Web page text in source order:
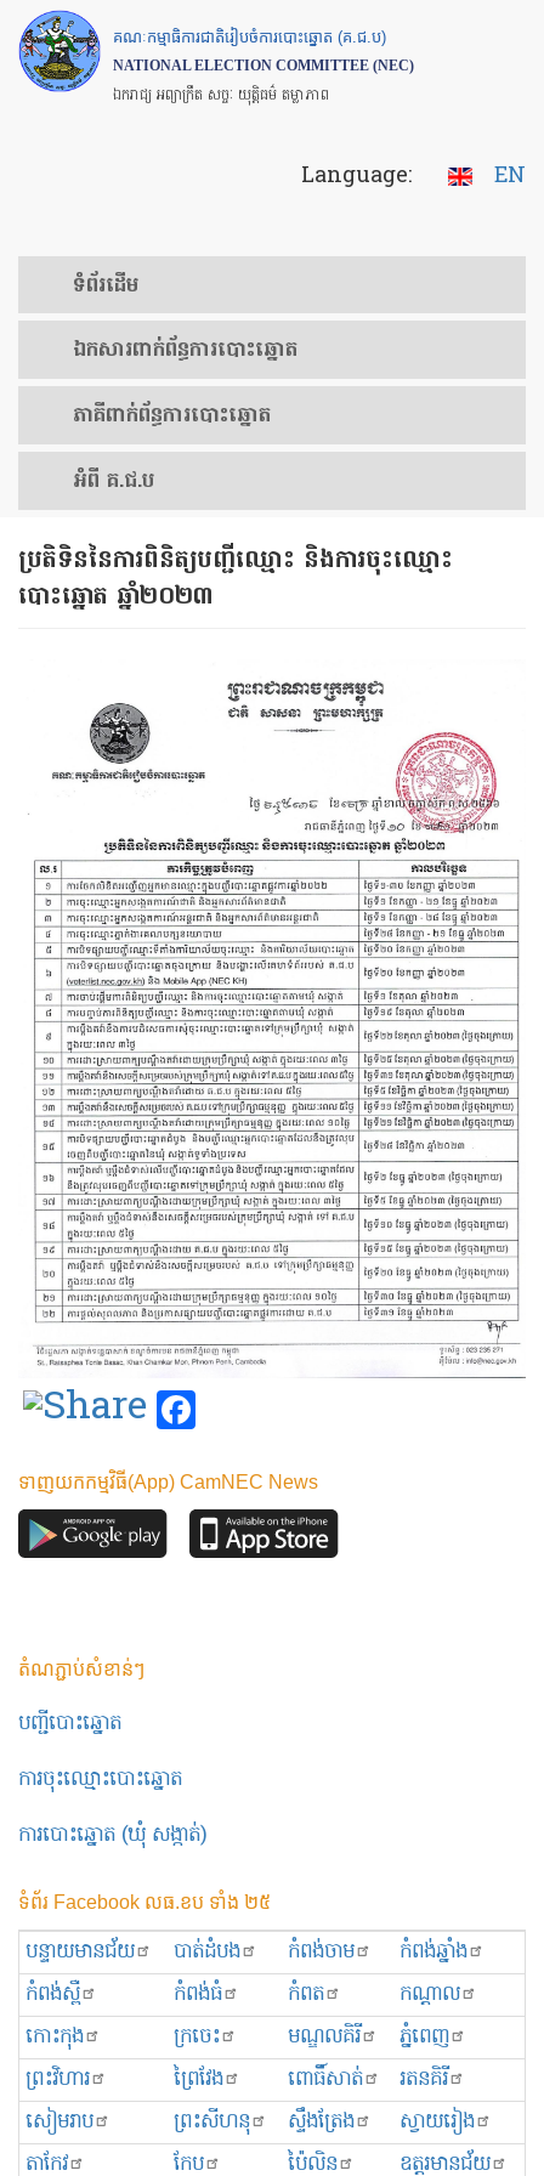
Skip
to
main
គណៈកម្មាធិការជាតិរៀបចំការបោះឆ្នោត (គ.ជ.ប)
NATIONAL ELECTION COMMITTEE (NEC)
ឯករាជ្យ អព្យាក្រឹត សច្ចៈ យុត្តិធម៌ តម្លាភាព
Language: EN
ទំព័រ​ដើម
ឯកសារ​ពាក់ព័ន្ធ​ការ​បោះឆ្នោត
​ភាគីពាក់ព័ន្ធ​​ការ​បោះឆ្នោត
អំពី គ.ជ.ប
ប្រតិទិននៃការពិនិត្យបញ្ជីឈ្មោះ និងការចុះឈ្មោះ
បោះឆ្នោត ឆ្នាំ២០២៣
ទាញយកកម្មវិធី(App) CamNEC News
តំណភ្ជាប់សំខាន់ៗ
បញ្ជីបោះឆ្នោត
ការចុះឈ្មោះបោះឆ្នោត
ការបោះឆ្នោត (ឃុំ សង្កាត់)
ទំព័រ Facebook លធ.ខប ទាំង ២៥
បន្ទាយមានជ័យ បាត់ដំបង កំពង់ចាម
កំពង់ឆ្នាំង
កំពង់ស្ពឺ
កំពង់ធំ កំពត
កណ្ដាល
កោះកុង
ក្រចេះ មណ្ឌលគិរី
ភ្នំពេញ
ព្រះ​វិហារ
ព្រៃវែង ពោធិ៍សាត់
រតនគិរី
សៀមរាប
ព្រះសីហនុ ស្ទឹងត្រែង
ស្វាយរៀង
តាកែវ
កែប ប៉ៃលិន ឧត្ដរមានជ័យ